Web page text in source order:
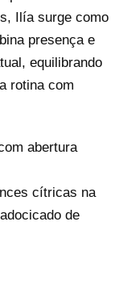
Ilía surge como
presença e
equilibrando
rotina com
abertura
cítricas na
de